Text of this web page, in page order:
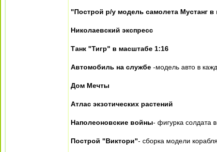
"Построй р/у модель самолета Мустанг в
Николаевский экспресс
Танк "Тигр" в масштабе 1:16
Автомобиль на службе -модель авто в
Дом Мечты
Атлас экзотических растений
Наполеоновские войны- фигурка солдата
Построй "Виктори"- сборка модели